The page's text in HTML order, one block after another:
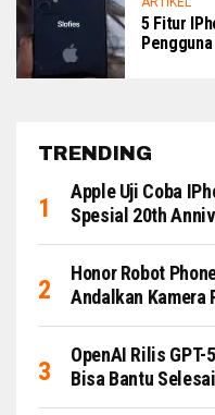
5 Fitur
Pengguna
TRENDING
Apple Uji Coba
Spesial 20th
Honor Robot
Andalkan Kamera
OpenAI Rilis GPT-
Bisa Bantu